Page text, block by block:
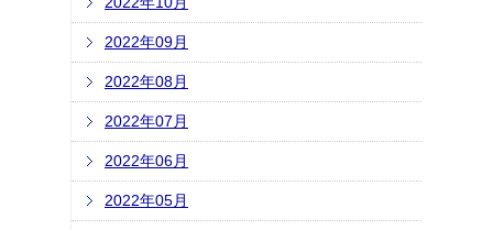
2022年09月
2022年08月
2022年07月
2022年06月
2022年05月